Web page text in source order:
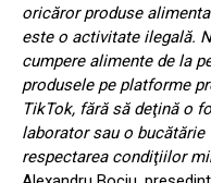
oricăror produse
este o activitate ilegală.
cumpere alimente de la
produsele pe platforme
TikTok, fără să deţină o
laborator sau o
respectarea condiţiilor